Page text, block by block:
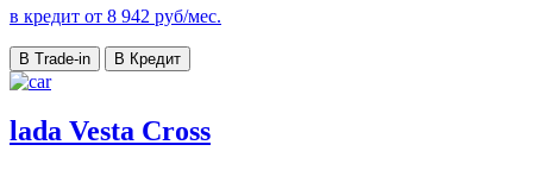
в кредит от 8 942 руб/мес.
В Trade-in В Кредит
lada Vesta Cross